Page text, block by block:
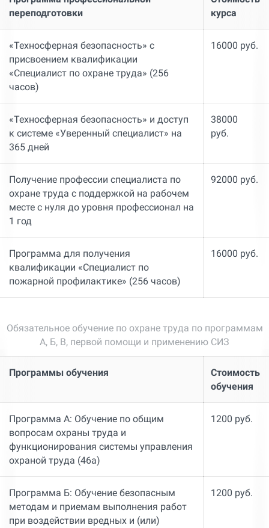
переподготовки
курса
«Техносферная безопасность» с
присвоением квалификации
«Специалист по охране труда» (256
часов)
16000 руб.
«Техносферная безопасность» и доступ
к системе «Уверенный специалист» на
365 дней
38000
руб.
Получение профессии специалиста по
охране труда с поддержкой на рабочем
месте с нуля до уровня профессионал на
1 год
92000 руб.
Программа для получения
квалификации «Специалист по
пожарной профилактике» (256 часов)
16000 руб.
Обязательное обучение по охране труда по программам
А, Б, В, первой помощи и применению СИЗ
Программы обучения
Стоимость
обучения
Программа А: Обучение по общим
вопросам охраны труда и
функционирования системы управления
охраной труда (46а)
1200 руб.
Программа Б: Обучение безопасным
методам и приемам выполнения работ
при воздействии вредных и (или)
1200 руб.